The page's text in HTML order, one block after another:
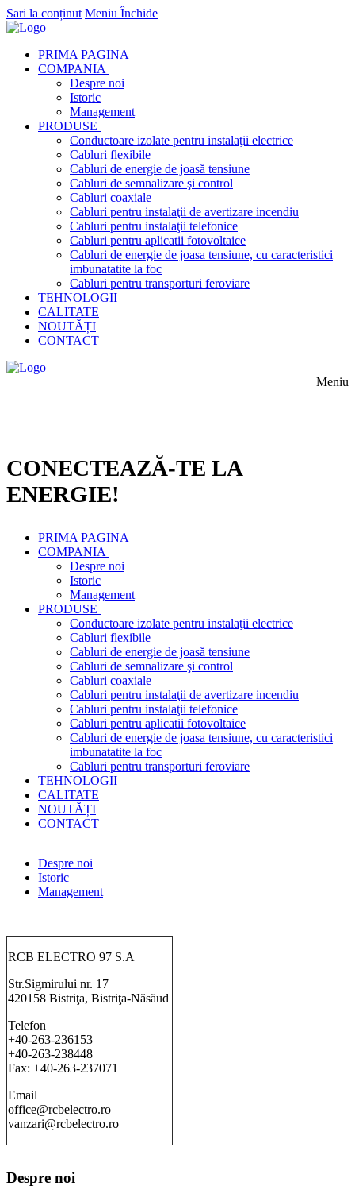
Sari la conținut Meniu Închide
PRIMA PAGINA
COMPANIA
Despre noi
Istoric
Management
PRODUSE
Conductoare izolate pentru instalaţii electrice
Cabluri flexibile
Cabluri de energie de joasă tensiune
Cabluri de semnalizare şi control
Cabluri coaxiale
Cabluri pentru instalaţii de avertizare incendiu
Cabluri pentru instalaţii telefonice
Cabluri pentru aplicatii fotovoltaice
Cabluri de energie de joasa tensiune, cu caracteristici
imbunatatite la foc
Cabluri pentru transporturi feroviare
TEHNOLOGII
CALITATE
NOUTĂȚI
CONTACT
Meniu
CONECTEAZĂ-TE LA
ENERGIE!
PRIMA PAGINA
COMPANIA
Despre noi
Istoric
Management
PRODUSE
Conductoare izolate pentru instalaţii electrice
Cabluri flexibile
Cabluri de energie de joasă tensiune
Cabluri de semnalizare şi control
Cabluri coaxiale
Cabluri pentru instalaţii de avertizare incendiu
Cabluri pentru instalaţii telefonice
Cabluri pentru aplicatii fotovoltaice
Cabluri de energie de joasa tensiune, cu caracteristici
imbunatatite la foc
Cabluri pentru transporturi feroviare
TEHNOLOGII
CALITATE
NOUTĂȚI
CONTACT
Despre noi
Istoric
Management
RCB ELECTRO 97 S.A
Str.Sigmirului nr. 17
420158 Bistriţa, Bistriţa-Năsăud
Telefon
+40-263-236153
+40-263-238448
Fax: +40-263-237071
Email
office@rcbelectro.ro
vanzari@rcbelectro.ro
Despre noi